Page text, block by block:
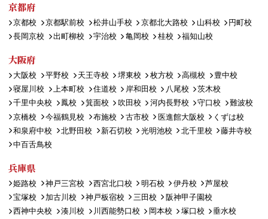
京都府
京都校 京都駅前校 松井山手校 京都北大路校 山科校
円町校
長岡京校
出町柳校 宇治校 亀岡校 桂校 福知山校
大阪府
大阪校 平野校 天王寺校 堺東校 枚方校 高槻校
豊中校
寝屋川校
上本町校 住道校 岸和田校 八尾校
茨木校
千里中央校
鳳校 箕面校 吹田校 河内長野校 守口校
難波校
京橋校
今福鶴見校 布施校 古市校 医進館大阪校
くずは校
和泉府中校
北野田校 新石切校 光明池校 北千里校
藤井寺校
中百舌鳥校
兵庫県
姫路校 神戸三宮校 西宮北口校 明石校 伊丹校
芦屋校
宝塚校
加古川校 神戸板宿校 三田校
阪神甲子園校
西神中央校
湊川校 川西能勢口校 岡本校 塚口校
垂水校